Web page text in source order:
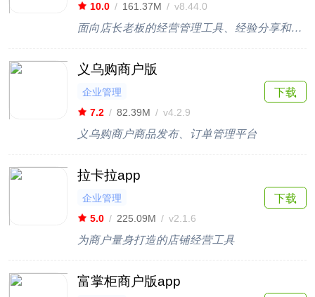
10.0 / 161.37M / v8.44.0
面向店长老板的经营管理工具、经验分享和自主学习的平台
义乌购商户版
企业管理
7.2 / 82.39M / v4.2.9
义乌购商户商品发布、订单管理平台
下载
拉卡拉app
企业管理
5.0 / 225.09M / v2.1.6
为商户量身打造的店铺经营工具
下载
富掌柜商户版app